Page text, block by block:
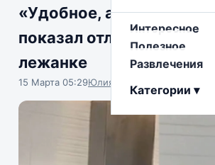
Интересное
Полезное
Развлечения
Категории ▾
«Удобное,
показал отличную
лежанке
15 Марта 05:29Юлия Крофто